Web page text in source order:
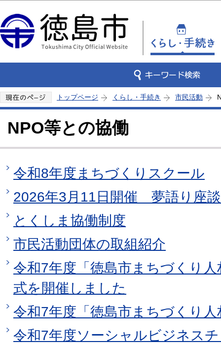
トップページ くらし・手続き 市民活動
NPO等との協働
令和8年度まちづくりスクール
2026年3月11日開催 夢語り座
とくしま協働制度
市民活動団体の取組紹介
令和7年度「徳島市まちづくり
式を開催しました
令和7年度「徳島市まちづくり
令和7年度ソーシャルビジネス